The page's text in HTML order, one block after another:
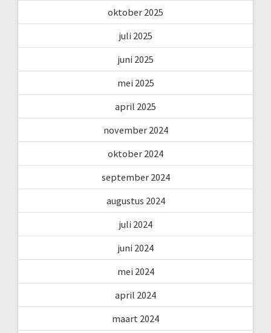
oktober 2025
juli 2025
juni 2025
mei 2025
april 2025
november 2024
oktober 2024
september 2024
augustus 2024
juli 2024
juni 2024
mei 2024
april 2024
maart 2024